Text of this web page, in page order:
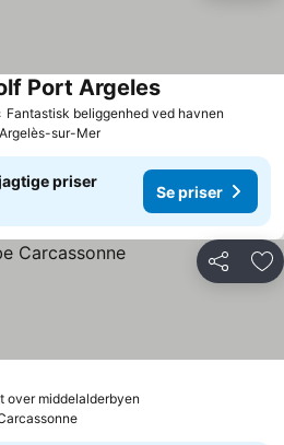
Fantastisk beliggenhed ved havnen
Port ArgelesSe priser
Argelès-sur-Mer
priser
Se priser
Del
over middelalderbyen